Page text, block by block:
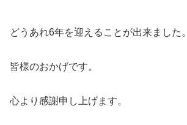
どうあれ6年を迎えることが出来ました。
皆様のおかげです。
心より感謝申し上げます。